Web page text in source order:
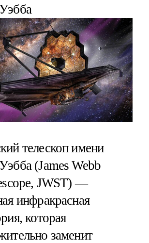
телескоп имени
(James Webb
JWST) —
инфракрасная
которая
заменит